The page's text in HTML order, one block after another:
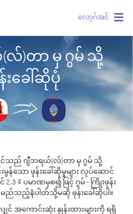
လော့ဂ်အင်
လ်)တာ မှ ဂွမ် သို့
းခေါ်ဆိုပုံ
သင်သည် ဂျီဘရယ်(လ်)တာ မှ ဂွမ် သို့
သော ဖုန်းခေါ်ဆိုမှုများ လုပ်ဆောင်
¢ ပမာဏမှစ၍ ဖြင့် ဂွမ် - ကြိုးဖုန်း
ည်သည့်နံပါတ်သို့မဆို ဖုန်းခေါ်ဆိုပါ။
အကောင်းဆုံး နှုန်းထားများကို ရရှိ